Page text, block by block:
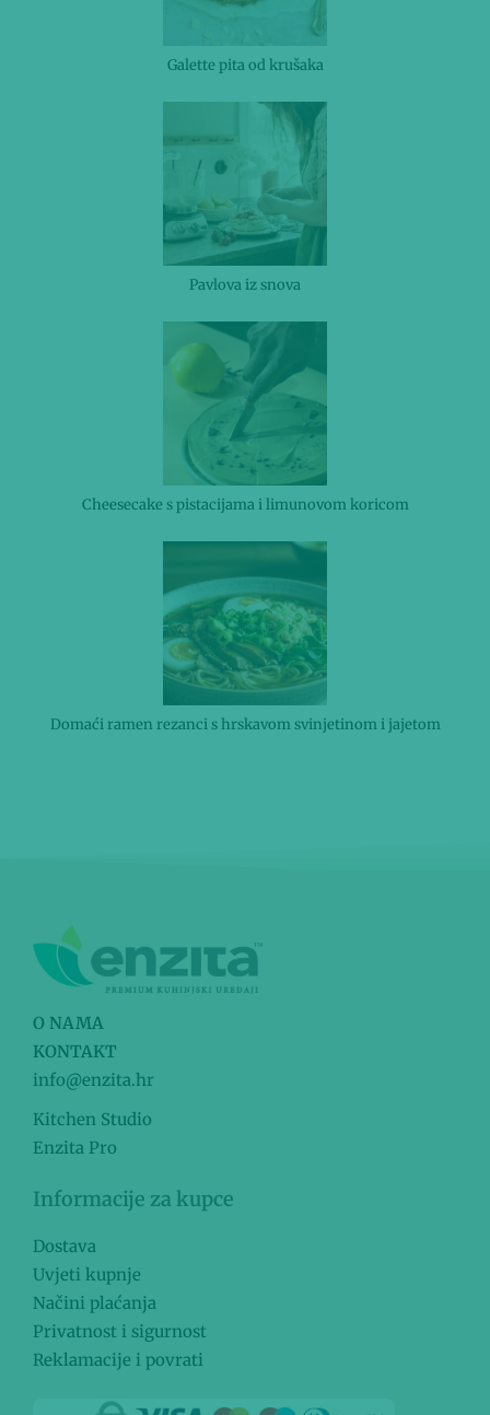
Galette pita od krušaka
Pavlova iz snova
Cheesecake s pistacijama i limunovom koricom
Domaći ramen rezanci s hrskavom svinjetinom i jajetom
O NAMA
KONTAKT
info@enzita.hr
Kitchen Studio
Enzita Pro
Informacije za kupce
Dostava
Uvjeti kupnje
Načini plaćanja
Privatnost i sigurnost
Reklamacije i povrati